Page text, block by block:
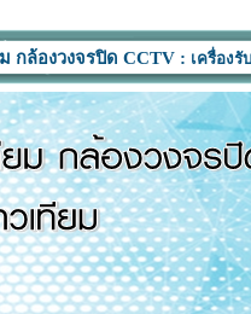
รปิด CCTV :เครื่องรับสัญญาณด